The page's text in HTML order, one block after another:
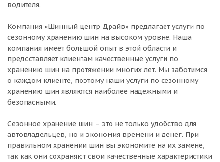
водителя.
Компания «Шинный центр Драйв» предлагает услуги по
сезонному хранению шин на высоком уровне. Наша
компания имеет большой опыт в этой области и
предоставляет клиентам качественные услуги по
хранению шин на протяжении многих лет. Мы заботимся
о каждом клиенте, поэтому наши услуги по сезонному
хранению шин являются наиболее надежными и
безопасными.
Сезонное хранение шин – это не только удобство для
автовладельцев, но и экономия времени и денег. При
правильном хранении шин вы экономите на их замене,
так как они сохраняют свои качественные характеристики